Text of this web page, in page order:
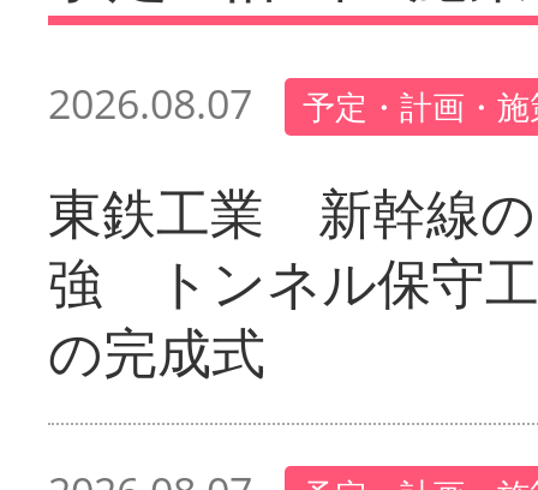
2026.08.07 予定・計画・
東鉄工業 新幹線
強 トンネル保守
の完成式